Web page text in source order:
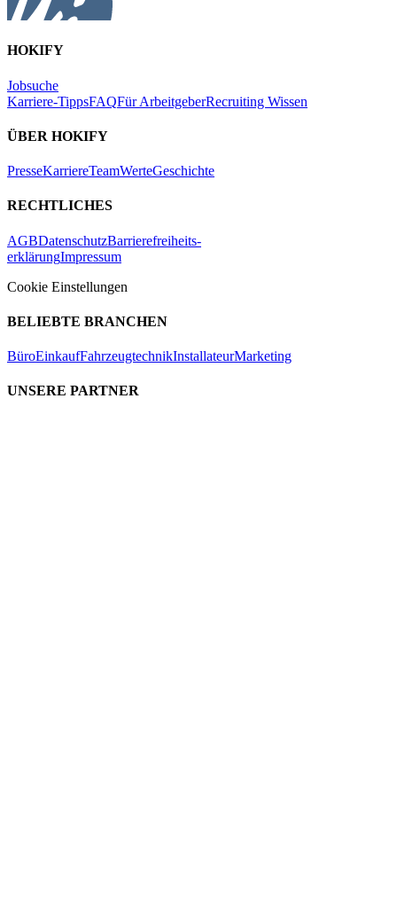
HOKIFY
Jobsuche
Karriere-TippsFAQFür ArbeitgeberRecruiting Wissen
ÜBER HOKIFY
PresseKarriereTeamWerteGeschichte
RECHTLICHES
AGBDatenschutzBarrierefreiheits-
erklärungImpressum
Cookie Einstellungen
BELIEBTE BRANCHEN
BüroEinkaufFahrzeugtechnikInstallateurMarketing
UNSERE PARTNER